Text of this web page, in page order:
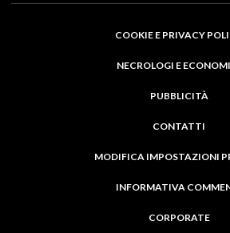
COOKIE E PRIVACY
NECROLOGI E
PUBBLICITÀ
CONTATTI
MODIFICA IMPOSTAZIONI
INFORMATIVA
CORPORATE